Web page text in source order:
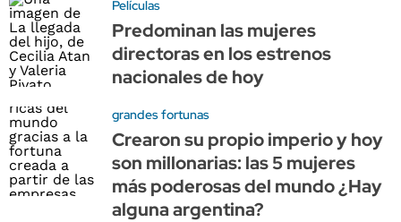
Películas
Predominan las mujeres
directoras en los estrenos
nacionales de hoy
grandes fortunas
Crearon su propio imperio y hoy
son millonarias: las 5 mujeres
más poderosas del mundo ¿Hay
alguna argentina?